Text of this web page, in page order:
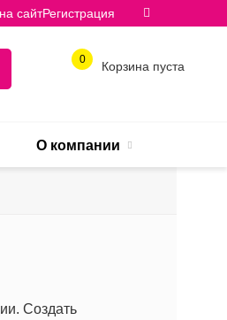
сайтРегистрация
0 Корзина пуста
О компании
Создать